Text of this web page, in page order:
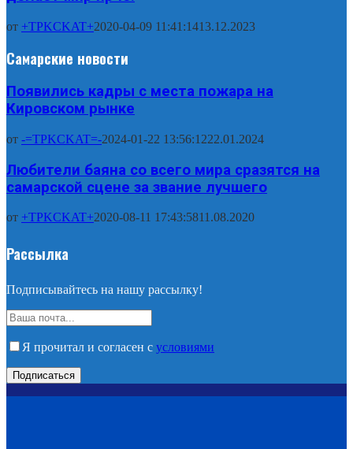
от +TPKCKAT+2020-04-09 11:41:1413.12.2023
Самарские новости
Появились кадры с места пожара на
Кировском рынке
от -=TPKCKAT=-2024-01-22 13:56:1222.01.2024
Любители баяна со всего мира сразятся на
самарской сцене за звание лучшего
от +TPKCKAT+2020-08-11 17:43:5811.08.2020
Рассылка
Подписывайтесь на нашу рассылку!
Я прочитал и согласен с условиями